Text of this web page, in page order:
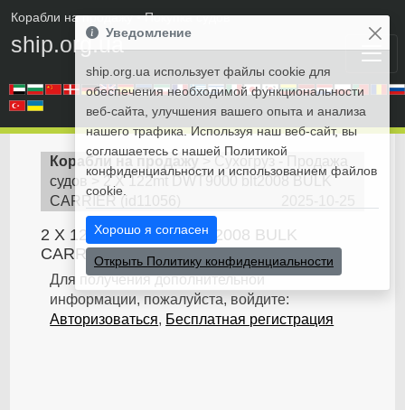
Корабли на продажу• Покупка судов
ship.org.ua
Корабли на продажу
Сухогруз - Продажа
судов
2 X 122mt DWT9000 blt2008 BULK
CARRIER
id11056
2 X 122mt DWT9000 blt2008 BULK
CARRIER
Для получения дополнительной
информации, пожалуйста, войдите:
Авторизоваться, Бесплатная регистрация
Уведомление
ship.org.ua использует файлы cookie для
обеспечения необходимой функциональности
веб-сайта, улучшения вашего опыта и анализа
нашего трафика. Используя наш веб-сайт, вы
соглашаетесь с нашей Политикой
конфиденциальности и использованием файлов
cookie.
Хорошо я согласен
Открыть Политику конфиденциальности